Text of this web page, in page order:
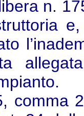
n.
comma